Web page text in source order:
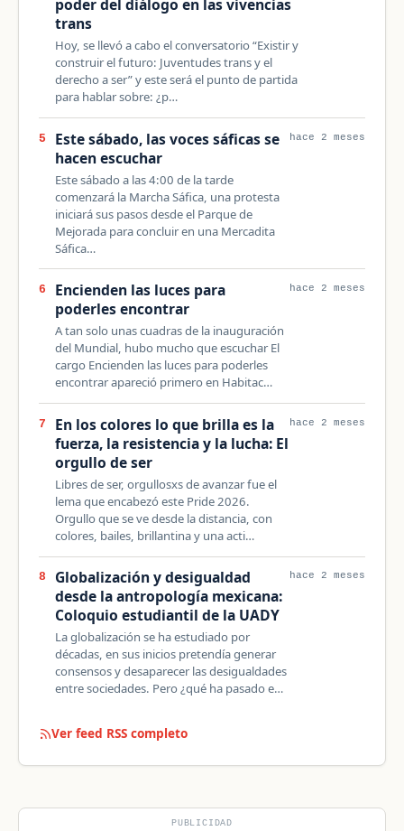
poder del diálogo en las vivencias
trans
Hoy, se llevó a cabo el conversatorio “Existir y
construir el futuro: Juventudes trans y el
derecho a ser” y este será el punto de partida
para hablar sobre: ¿p…
5
Este sábado, las voces sáficas se
hacen escuchar
Este sábado a las 4:00 de la tarde
comenzará la Marcha Sáfica, una protesta
iniciará sus pasos desde el Parque de
Mejorada para concluir en una Mercadita
Sáfica…
hace 2 meses
6
Encienden las luces para
poderles encontrar
A tan solo unas cuadras de la inauguración
del Mundial, hubo mucho que escuchar El
cargo Encienden las luces para poderles
encontrar apareció primero en Habitac…
hace 2 meses
7
En los colores lo que brilla es la
fuerza, la resistencia y la lucha: El
orgullo de ser
Libres de ser, orgullosxs de avanzar fue el
lema que encabezó este Pride 2026.
Orgullo que se ve desde la distancia, con
colores, bailes, brillantina y una acti…
hace 2 meses
8
Globalización y desigualdad
desde la antropología mexicana:
Coloquio estudiantil de la UADY
La globalización se ha estudiado por
décadas, en sus inicios pretendía generar
consensos y desaparecer las desigualdades
entre sociedades. Pero ¿qué ha pasado e…
hace 2 meses
Ver feed RSS completo
PUBLICIDAD